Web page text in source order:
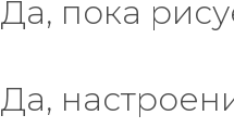
Да, пока
Да,